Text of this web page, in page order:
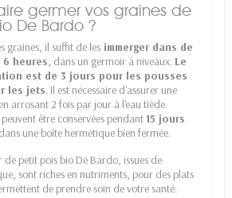
germer vos graines de
De Bardo ?
graines, il suffit de les immerger dans de
heures, dans un germoir à niveaux. Le
est de 3 jours pour les pousses
les jets. Il est nécessaire d'assurer une
arrosant 2 fois par jour à l'eau tiède.
être conservées pendant15 jours
une boîte hermétique bien fermée.
de petit pois bio De Bardo, issues de
sont riches en nutriments, pour des plats
de prendre soin de votre santé.